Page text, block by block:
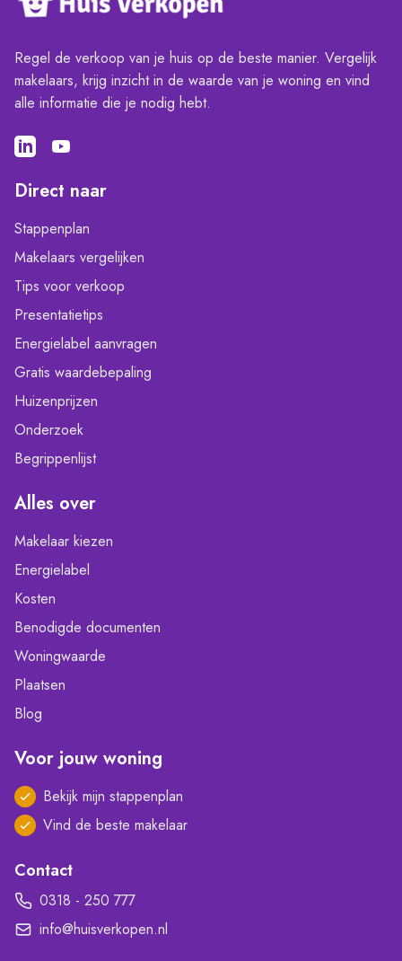
Regel de verkoop van je huis op de beste manier. Vergelijk
makelaars, krijg inzicht in de waarde van je woning en vind
alle informatie die je nodig hebt.
Direct naar
Stappenplan
Makelaars vergelijken
Tips voor verkoop
Presentatietips
Energielabel aanvragen
Gratis waardebepaling
Huizenprijzen
Onderzoek
Begrippenlijst
Alles over
Makelaar kiezen
Energielabel
Kosten
Benodigde documenten
Woningwaarde
Plaatsen
Blog
Voor jouw woning
Bekijk mijn stappenplan
Vind de beste makelaar
Contact
0318 - 250 777
info@huisverkopen.nl